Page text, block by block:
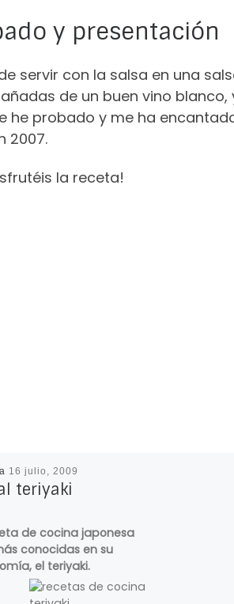
y presentación
servir con la salsa en una
de un buen vino
he probado y me ha
2007.
la receta!
16 julio, 2009
teriyaki
de cocina japonesa
conocidas en su
el teriyaki.